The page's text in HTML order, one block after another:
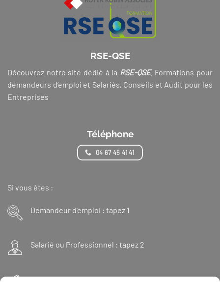
RSE-QSE
Découvrez notre site dédié à la RSE-QSE. Formations pour
demandeurs d’emploi et Salariés, Conseils et Audit pour les
Entreprises
Téléphone
04 67 45 41 41
Si vous êtes :
Demandeur d’emploi : tapez 1
Salarié ou Professionnel : tapez 2
Financeur : tapez 3